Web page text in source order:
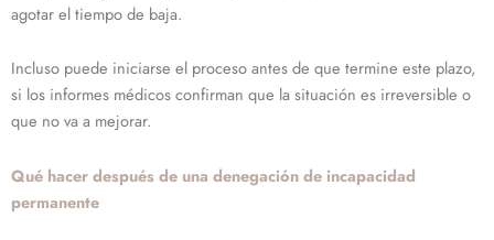
agotar el tiempo de baja.
Incluso puede iniciarse el proceso antes de que termine este plazo,
si los informes médicos confirman que la situación es irreversible o
que no va a mejorar.
Qué hacer después de una denegación de incapacidad
permanente